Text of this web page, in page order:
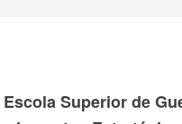
Superior de